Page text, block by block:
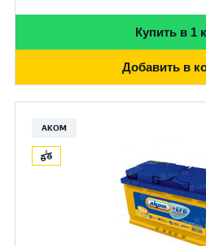
Купить в 1
Добавить в
АКОМ